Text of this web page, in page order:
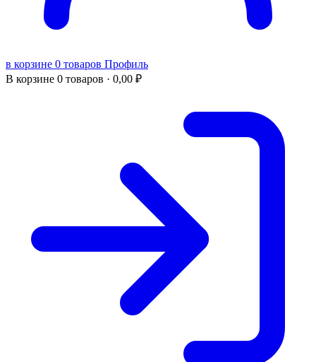
в корзине 0 товаров Профиль
В корзине 0 товаров · 0,00 ₽